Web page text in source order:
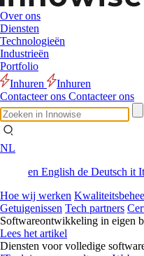
Over ons
Diensten
Technologieën
Industrieën
Portfolio
Inhuren
Inhuren
Contacteer ons Contacteer ons
NL
en English de Deutsch it
Hoe wij werken
Getuigenissen Tech partners
Softwareontwikkeling in eigen
Lees het artikel
Diensten voor volledige